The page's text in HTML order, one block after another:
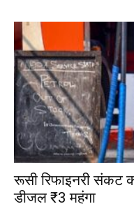
रूसी रिफाइनरी संकट
डीजल ₹3 महंगा